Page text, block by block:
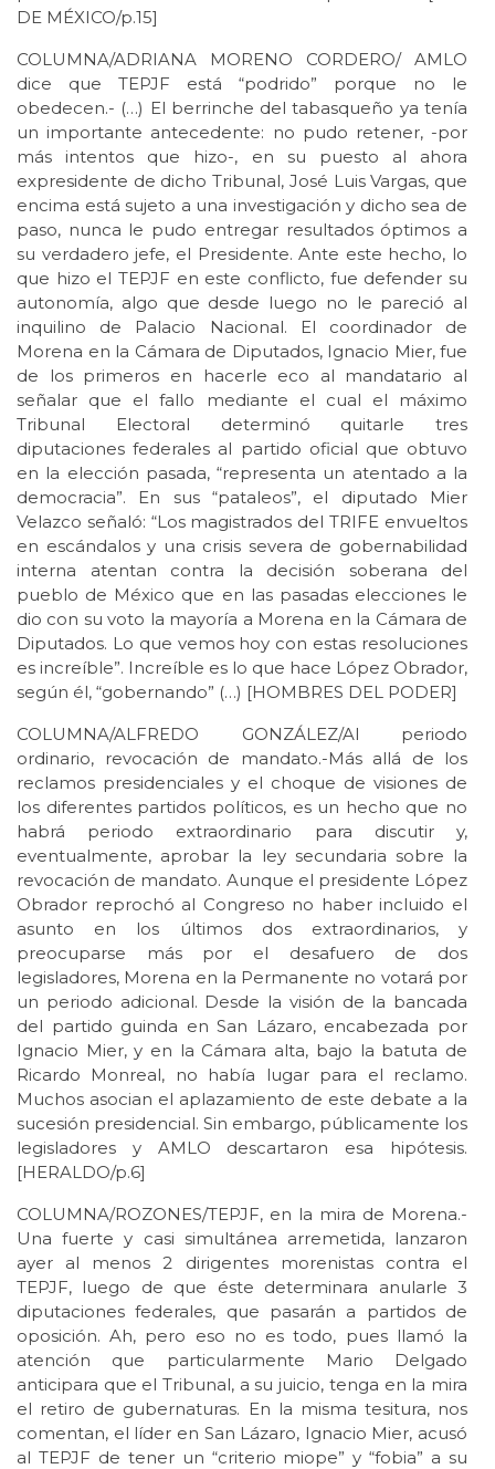
DE MÉXICO/p.15]
COLUMNA/ADRIANA MORENO CORDERO/ AMLO
dice que TEPJF está “podrido” porque no le
obedecen.- (…) El berrinche del tabasqueño ya tenía
un importante antecedente: no pudo retener, -por
más intentos que hizo-, en su puesto al ahora
expresidente de dicho Tribunal, José Luis Vargas, que
encima está sujeto a una investigación y dicho sea de
paso, nunca le pudo entregar resultados óptimos a
su verdadero jefe, el Presidente. Ante este hecho, lo
que hizo el TEPJF en este conflicto, fue defender su
autonomía, algo que desde luego no le pareció al
inquilino de Palacio Nacional. El coordinador de
Morena en la Cámara de Diputados, Ignacio Mier, fue
de los primeros en hacerle eco al mandatario al
señalar que el fallo mediante el cual el máximo
Tribunal Electoral determinó quitarle tres
diputaciones federales al partido oficial que obtuvo
en la elección pasada, “representa un atentado a la
democracia”. En sus “pataleos”, el diputado Mier
Velazco señaló: “Los magistrados del TRIFE envueltos
en escándalos y una crisis severa de gobernabilidad
interna atentan contra la decisión soberana del
pueblo de México que en las pasadas elecciones le
dio con su voto la mayoría a Morena en la Cámara de
Diputados. Lo que vemos hoy con estas resoluciones
es increíble”. Increíble es lo que hace López Obrador,
según él, “gobernando” (…) [HOMBRES DEL PODER]
COLUMNA/ALFREDO GONZÁLEZ/Al periodo
ordinario, revocación de mandato.-Más allá de los
reclamos presidenciales y el choque de visiones de
los diferentes partidos políticos, es un hecho que no
habrá periodo extraordinario para discutir y,
eventualmente, aprobar la ley secundaria sobre la
revocación de mandato. Aunque el presidente López
Obrador reprochó al Congreso no haber incluido el
asunto en los últimos dos extraordinarios, y
preocuparse más por el desafuero de dos
legisladores, Morena en la Permanente no votará por
un periodo adicional. Desde la visión de la bancada
del partido guinda en San Lázaro, encabezada por
Ignacio Mier, y en la Cámara alta, bajo la batuta de
Ricardo Monreal, no había lugar para el reclamo.
Muchos asocian el aplazamiento de este debate a la
sucesión presidencial. Sin embargo, públicamente los
legisladores y AMLO descartaron esa hipótesis.
[HERALDO/p.6]
COLUMNA/ROZONES/TEPJF, en la mira de Morena.-
Una fuerte y casi simultánea arremetida, lanzaron
ayer al menos 2 dirigentes morenistas contra el
TEPJF, luego de que éste determinara anularle 3
diputaciones federales, que pasarán a partidos de
oposición. Ah, pero eso no es todo, pues llamó la
atención que particularmente Mario Delgado
anticipara que el Tribunal, a su juicio, tenga en la mira
el retiro de gubernaturas. En la misma tesitura, nos
comentan, el líder en San Lázaro, Ignacio Mier, acusó
al TEPJF de tener un “criterio miope” y “fobia” a su